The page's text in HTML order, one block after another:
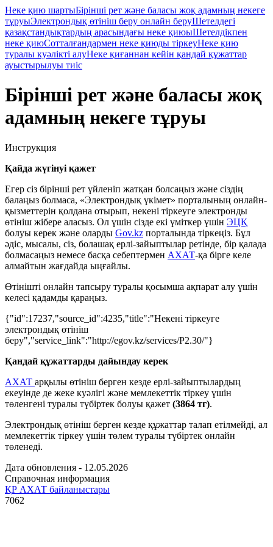
Неке қию шартыБірінші рет және баласы жоқ адамның некеге
тұруыЭлектрондық өтініш беру онлайн беруШетелдегі
қазақстандықтардың арасындағы неке қиюыШетелдікпен
неке қиюСотталғандармен неке қиюды тіркеуНеке қию
туралы куәлікті алуНеке қиғаннан кейін қандай құжаттар
ауыстырылуы тиіс
Бірінші рет және баласы жоқ
адамның некеге тұруы
Инструкция
Қайда жүгінуі қажет
Егер сіз бірінші рет үйленіп жатқан болсаңыз және сіздің
балаңыз болмаса, «Электрондық үкімет» порталының онлайн-
қызметтерін қолдана отырып, некені тіркеуге электронды
өтініш жібере аласыз. Ол үшін сізде екі үміткер үшін ЭЦҚ
болуы керек және оларды Gov.kz порталында тіркеңіз. Бұл
әдіс, мысалы, сіз, болашақ ерлі-зайыптылар ретінде, бір қалада
болмасаңыз немесе басқа себептермен АХАТ-қа бірге келе
алмайтын жағдайда ыңғайлы.
Өтінішті онлайн тапсыру туралы қосымша ақпарат алу үшін
келесі қадамды қараңыз.
{"id":17237,"source_id":4235,"title":"Некені тіркеуге
электрондық өтініш
беру","service_link":"http://egov.kz/services/P2.30/"}
Қандай құжаттарды дайындау керек
АХАТ арқылы өтініш берген кезде ерлі-зайыптылардың
екеуінде де жеке куәлігі және мемлекеттік тіркеу үшін
төленгені туралы түбіртек болуы қажет (3864 тг).
Электрондық өтініш берген кезде құжаттар талап етілмейді, ал
мемлекеттік тіркеу үшін төлем туралы түбіртек онлайн
төленеді.
Дата обновления - 12.05.2026
Справочная информация
ҚР АХАТ байланыстары
7062